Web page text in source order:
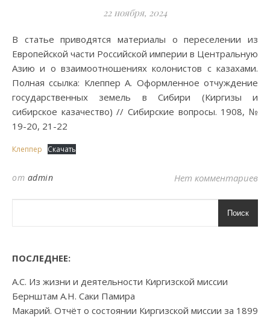
22 ноября, 2024
В статье приводятся материалы о переселении из
Европейской части Российской империи в Центральную
Азию и о взаимоотношениях колонистов с казахами.
Полная ссылка: Клеппер А. Оформленное отчуждение
государственных земель в Сибири (Киргизы и
сибирское казачество) // Сибирские вопросы. 1908, №
19-20, 21-22
Клеппер Скачать
от admin Нет комментариев
Поиск
ПОСЛЕДНЕЕ:
А.С. Из жизни и деятельности Киргизской миссии
Бернштам А.Н. Саки Памира
Макарий. Отчёт о состоянии Киргизской миссии за 1899